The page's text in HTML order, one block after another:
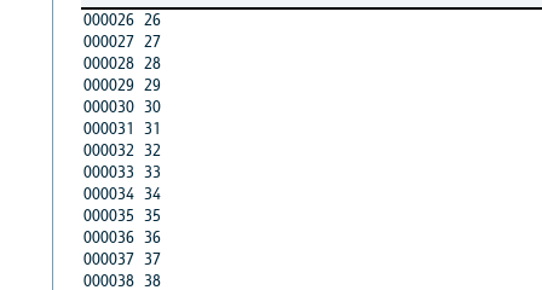
000026 26
000027 27
000028 28
000029 29
000030 30
000031 31
000032 32
000033 33
000034 34
000035 35
000036 36
000037 37
000038 38